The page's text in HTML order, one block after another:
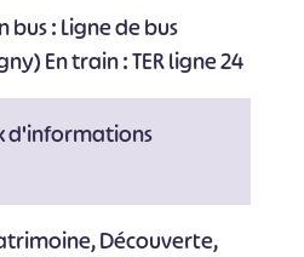
bus : Ligne de bus
En train : TER ligne 24
d'informations
Découverte,
#